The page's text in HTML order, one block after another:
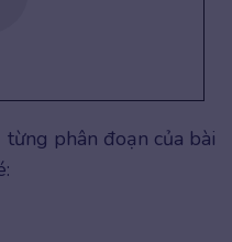
phân đoạn của bài